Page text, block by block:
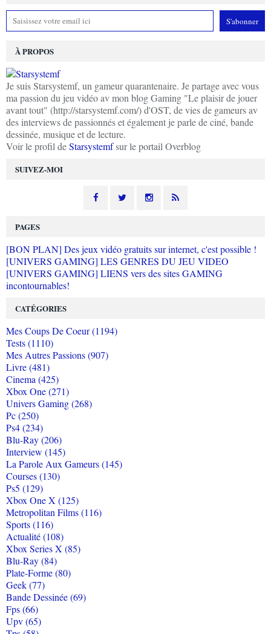
SUIVEZ-MOI
À PROPOS
Je suis Starsystemf, un gameur quarantenaire. Je partage avec vous
ma passion du jeu vidéo av mon blog Gaming "Le plaisir de jouer
avant tout" (http://starsystemf.com/) d'OST, de vies de gameurs av
des interviews de passionnés et également je parle de ciné, bande
dessinée, musique et de lecture.
Voir le profil deStarsystemfsur le portail Overblog
PAGES
[BON PLAN] Des jeux vidéo gratuits sur internet, c'est possible !
[UNIVERS GAMING] LES GENRES DU JEU VIDEO
[UNIVERS GAMING] LIENS vers des sites GAMING
incontournables!
CATÉGORIES
Mes Coups De Coeur (1194)
Tests (1110)
Mes Autres Passions (907)
Livre (481)
Cinema (425)
Xbox One (271)
Univers Gaming (268)
Pc (250)
Ps4 (234)
Blu-Ray (206)
Interview (145)
La Parole Aux Gameurs (145)
Courses (130)
Ps5 (129)
Xbox One X (125)
Metropolitan Films (116)
Sports (116)
Actualité (108)
Xbox Series X (85)
Blu-Ray (84)
Plate-Forme (80)
Geek (77)
Bande Dessinée (69)
Fps (66)
Upv (65)